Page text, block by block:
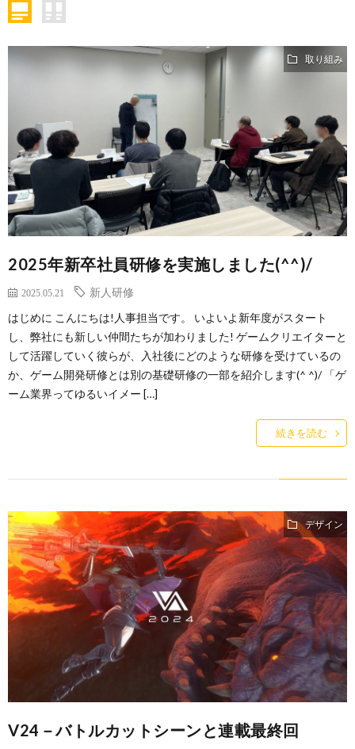
シ
ー
取り組み
2025年新卒社員研修を実施しました(^^)/
2025.05.21 新人研修
はじめに こんにちは!人事担当です。 いよいよ新年度がスタート
し、弊社にも新しい仲間たちが加わりました! ゲームクリエイターと
して活躍していく彼らが、入社後にどのような研修を受けているの
か、ゲーム開発研修とは別の基礎研修の一部を紹介します(^ ^)/ 「ゲ
ーム業界ってゆるいイメー […]
続きを読む
デザイン
V24－バトルカットシーンと連載最終回